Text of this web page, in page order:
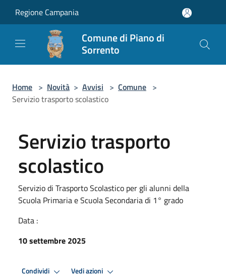
Regione Campania
Comune di Piano di
Sorrento
Home > Novità > Avvisi > Comune >
Servizio trasporto scolastico
Servizio trasporto
scolastico
Servizio di Trasporto Scolastico per gli alunni della
Scuola Primaria e Scuola Secondaria di 1° grado
Data :
10 settembre 2025
Condividi Vedi azioni